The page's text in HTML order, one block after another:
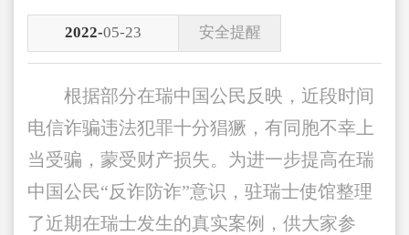
2022-05-23 安全提醒
根据部分在瑞中国公民反映，近段时间
电信诈骗违法犯罪十分猖獗，有同胞不幸上
当受骗，蒙受财产损失。为进一步提高在瑞
中国公民“反诈防诈”意识，驻瑞士使馆整理
了近期在瑞士发生的真实案例，供大家参